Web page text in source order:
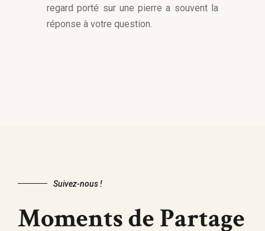
regard porté sur une pierre a souvent la
réponse à votre question.
Suivez-nous !
Moments de Partage